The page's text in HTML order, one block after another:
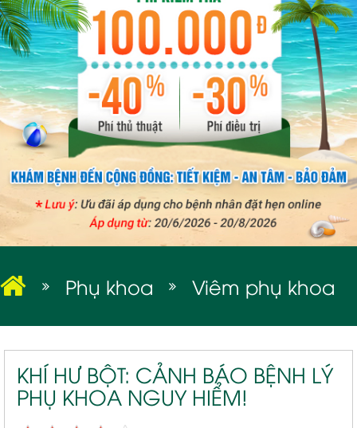
Phụ khoa Viêm phụ khoa
KHÍ HƯ BỘT: CẢNH BÁO BỆNH LÝ
PHỤ KHOA NGUY HIỂM!